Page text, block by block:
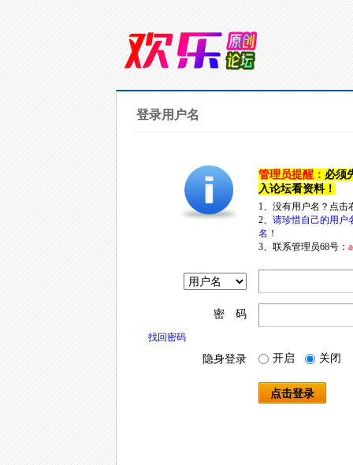
登录用户名
管理员提醒： 必须
入论坛看资料！
1、没有用户名？点
2、 请珍惜自己的用户
名！
3、联系管理员68号：
密 码
找回密码
隐身登录 开启 关闭
点击登录